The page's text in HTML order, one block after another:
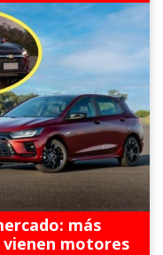
más
vienen motores